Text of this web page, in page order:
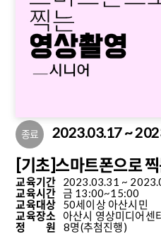
종료 2023.03.17 ~
[기초]스마트폰으로
교육기간 2023.03.31 ~
교육시간 금 13:00~15:00
교육대상 50세이상 아산시민
교육장소 아산시 영상미디어센
정 원
8명(추첨진행)